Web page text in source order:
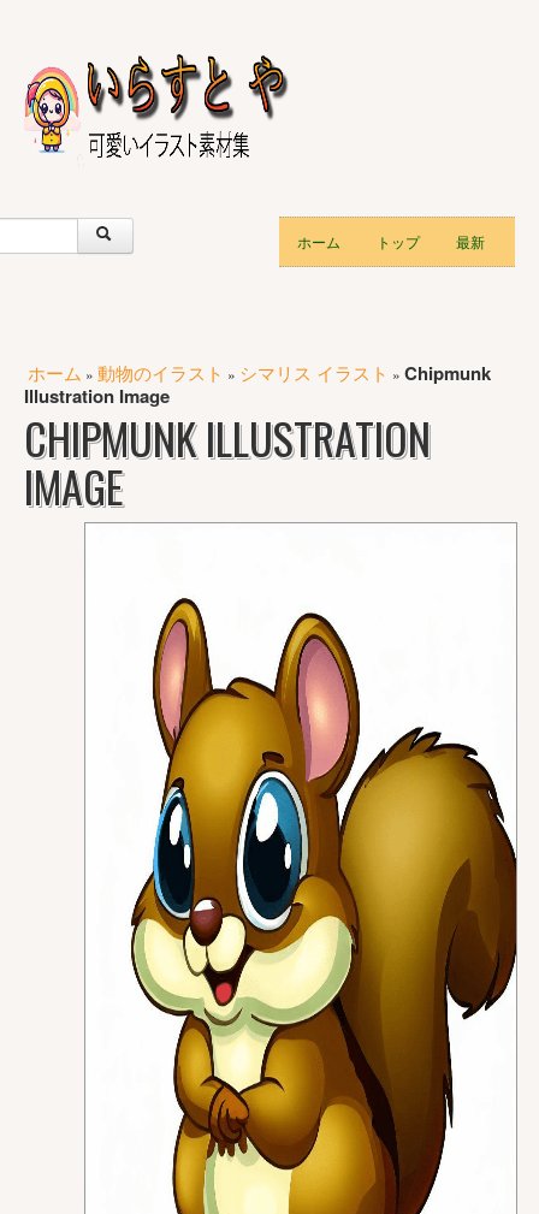
ホーム トップ 最新
ホーム » 動物のイラスト » シマリス イラスト » Chipmunk
Illustration Image
CHIPMUNK ILLUSTRATION
IMAGE